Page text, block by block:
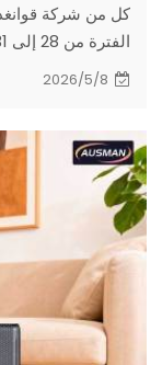
كل من شركة
مكبرات الصوت
5.1 G28 خلال المعرض.
2026/5/8